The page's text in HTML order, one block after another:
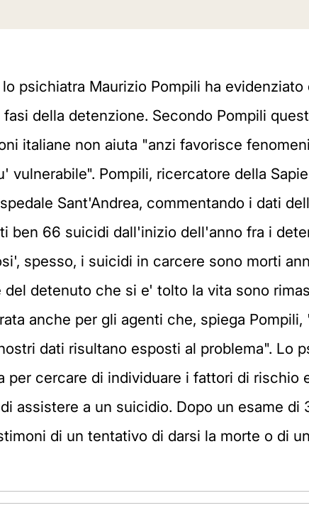
psichiatra Maurizio Pompili ha
della detenzione. Secondo Pompili
italiane non aiuta "anzi favorisce
vulnerabile". Pompili, ricercatore della
Sant'Andrea, commentando i dati
ben 66 suicidi dall'inizio dell'anno fra i
spesso, i suicidi in carcere sono morti
del detenuto che si e' tolto la vita sono
anche per gli agenti che, spiega
dati risultano esposti al problema". Lo
per cercare di individuare i fattori di rischio
assistere a un suicidio. Dopo un esame
di un tentativo di darsi la morte o di